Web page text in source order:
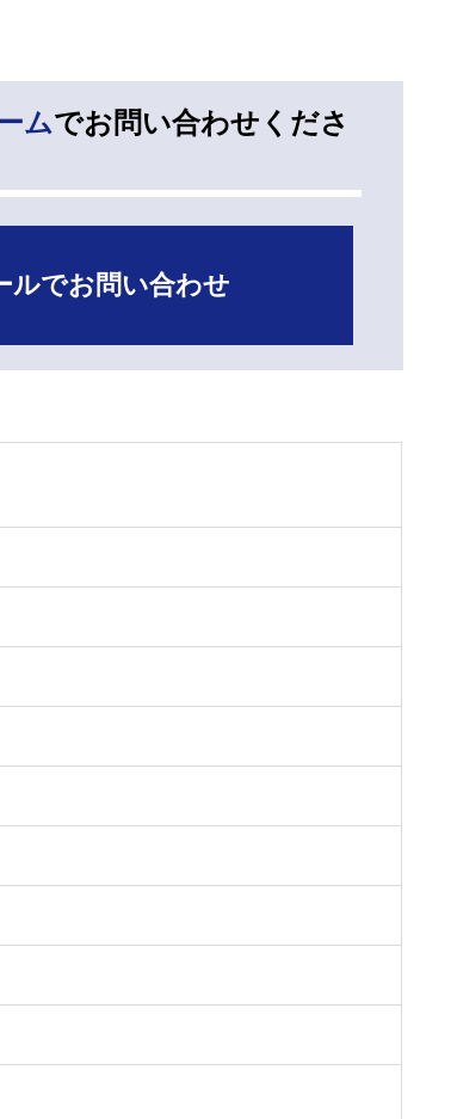
ムでお問い合わせくださ
ルでお問い合わせ